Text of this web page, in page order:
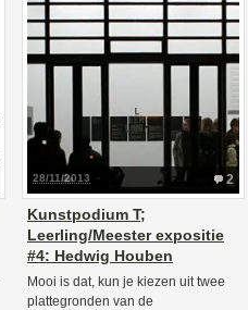
2
28/11/2013
Kunstpodium T;
Leerling/Meester expositie
#4: Hedwig Houben
Mooi is dat, kun je kiezen uit twee
plattegronden van de